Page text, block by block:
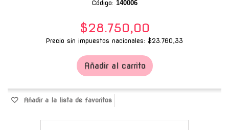
Código: 140006
$28.750,00
Precio sin impuestos nacionales: $23.760,33
Añadir al carrito
Añadir a la lista de favoritos